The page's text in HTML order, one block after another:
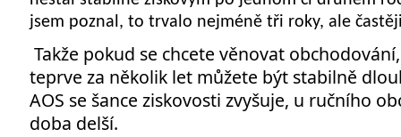
jsem poznal, to trvalo nejméně tři roky, ale
Takže pokud se chcete věnovat
teprve za několik let můžete být stabilně
AOS se šance ziskovosti zvyšuje, u ručního
doba delší.